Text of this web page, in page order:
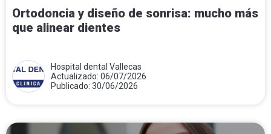
Ortodoncia y diseño de sonrisa: mucho más
que alinear dientes
Hospital dental Vallecas
Actualizado: 06/07/2026
Publicado: 30/06/2026